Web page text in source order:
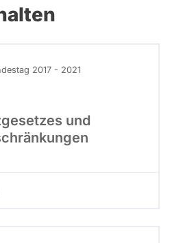
2017 - 2021
und